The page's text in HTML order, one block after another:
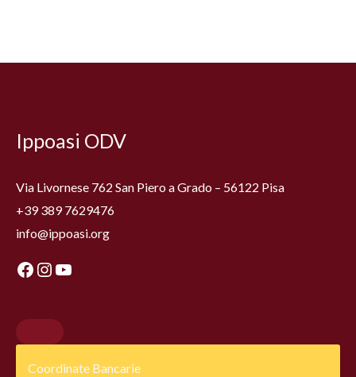
Ippoasi ODV
Via Livornese 762 San Piero a Grado – 56122 Pisa
+39 389 7629476
info@ippoasi.org
Coordinate Bancarie